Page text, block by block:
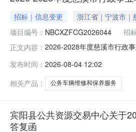
招标｜信息变更 浙江省｜宁波市｜
项目编号： NBCXZFCG2026044 招
正文内容： 2026-2028年度慈溪市行政
更正信息更正事项：/更正内
期：20
发布时间： 2026-08-04 12:02
相关产品：
公务车辆维修和保养服务
宾阳县公共资源交易中心关于
答复函